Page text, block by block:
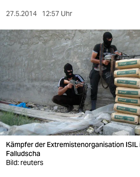
sport
berlin
nord
wahrheit
verlag
verlag
veranstaltungen
shop
27.5.2014 12:57 Uhr
Kämpfer der Extremistenorganisation
Falludscha
Bild: reuters